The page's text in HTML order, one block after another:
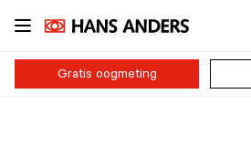
Ga
naar
inhoud
Gratis oogmeting